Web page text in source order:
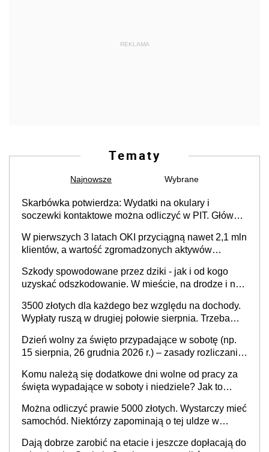
REKLAMA
Tematy
Najnowsze Wybrane
Skarbówka potwierdza: Wydatki na okulary i
soczewki kontaktowe można odliczyć w PIT. Główny
Częściowe dofinansowanie (np. z zfśs) pomniejsza
odliczenie
W pierwszych 3 latach OKI przyciągną nawet 2,1 mln
klientów, a wartość zgromadzonych aktywów
Szkody spowodowane przez dziki - jak i od kogo
uzyskać odszkodowanie. W mieście, na drodze i na
3500 złotych dla każdego bez względu na dochody.
Wypłaty ruszą w drugiej połowie sierpnia. Trzeba
Dzień wolny za święto przypadające w sobotę (np.
15 sierpnia, 26 grudnia 2026 r.) – zasady rozliczania
i administracja publiczna), najczęstsze pytania
Komu należą się dodatkowe dni wolne od pracy za
święta wypadające w soboty i niedziele? Jak to
Można odliczyć prawie 5000 złotych. Wystarczy mieć
samochód. Niektórzy zapominają o tej uldze w
Dają dobrze zarobić na etacie i jeszcze dopłacają do